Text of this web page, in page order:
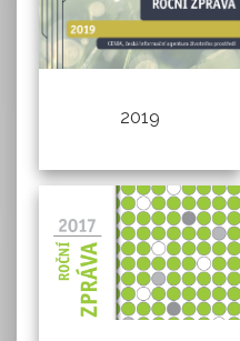
2019